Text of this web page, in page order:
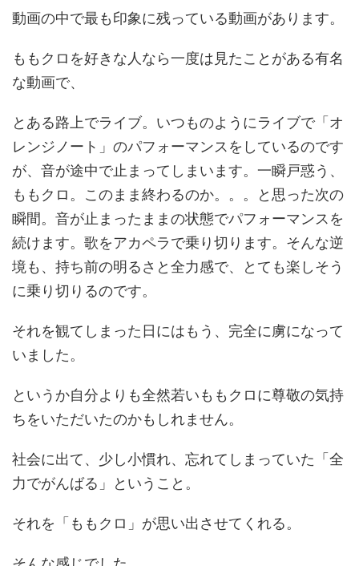
動画の中で最も印象に残っている動画があります。
ももクロを好きな人なら一度は見たことがある有名
な動画で、
とある路上でライブ。いつものようにライブで「オ
レンジノート」のパフォーマンスをしているのです
が、音が途中で止まってしまいます。一瞬戸惑う、
ももクロ。このまま終わるのか。。。と思った次の
瞬間。音が止まったままの状態でパフォーマンスを
続けます。歌をアカペラで乗り切ります。そんな逆
境も、持ち前の明るさと全力感で、とても楽しそう
に乗り切りるのです。
それを観てしまった日にはもう、完全に虜になって
いました。
というか自分よりも全然若いももクロに尊敬の気持
ちをいただいたのかもしれません。
社会に出て、少し小慣れ、忘れてしまっていた「全
力でがんばる」ということ。
それを「ももクロ」が思い出させてくれる。